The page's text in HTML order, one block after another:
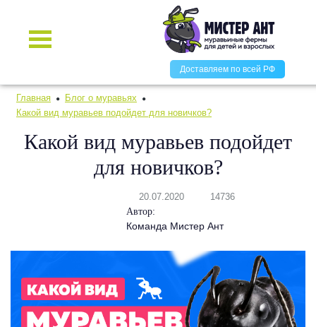
Доставляем по всей РФ
Главная
Блог о муравьях
Какой вид муравьев подойдет для новичков?
Какой вид муравьев подойдет
для новичков?
20.07.2020
14736
Автор:
Команда Мистер Ант